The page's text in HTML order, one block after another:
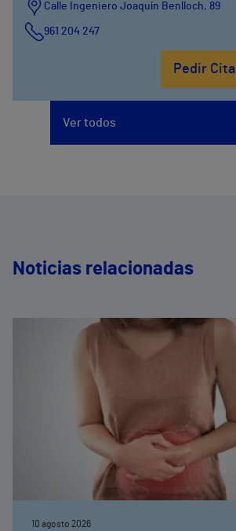
Calle Ingeniero Joaquín Benlloch, 89
961 204 247
Pedir Cita
Ver todos
Noticias relacionadas
10 agosto 2026